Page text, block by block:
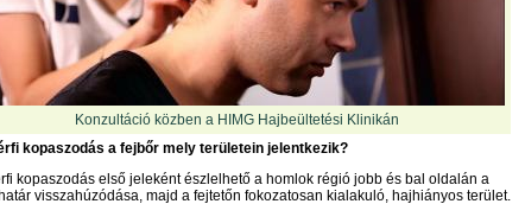
Konzultáció közben a HIMG Hajbeültetési Klinikán
kopaszodás a fejbőr mely területein jelentkezik?
kopaszodás első jeleként észlelhető a homlok régió jobb és bal oldalán a
visszahúzódása, majd a fejtetőn fokozatosan kialakuló, hajhiányos terület.